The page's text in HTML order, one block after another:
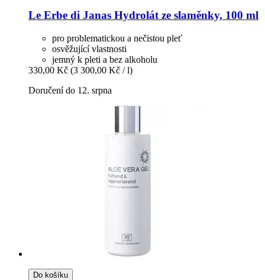
Le Erbe di Janas Hydrolát ze slaměnky, 100 ml
pro problematickou a nečistou pleť
osvěžující vlastnosti
jemný k pleti a bez alkoholu
330,00 Kč (3 300,00 Kč / l)
Doručení do 12. srpna
Do košíku